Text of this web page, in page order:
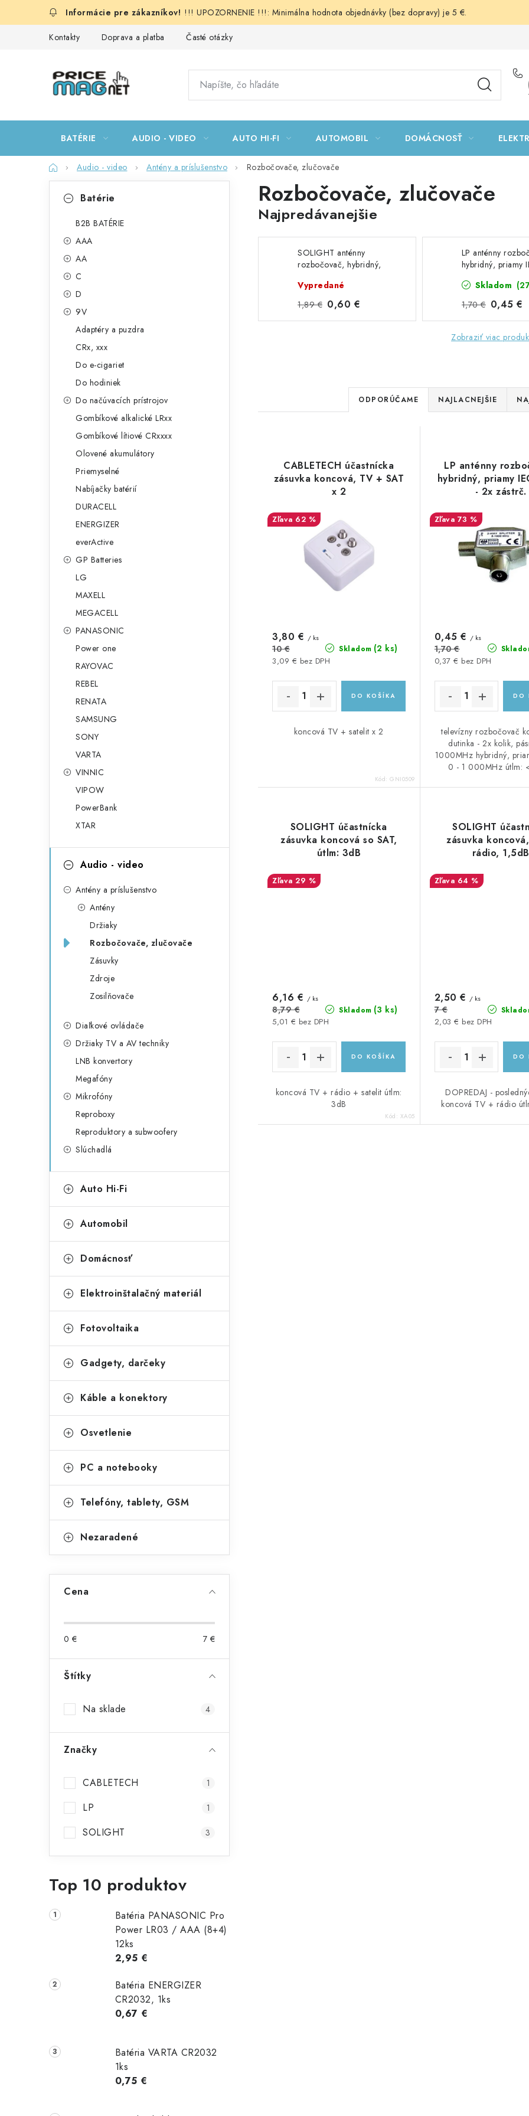
!!! UPOZORNENIE !!!: Minimálna hodnota objednávky (bez dopravy) je 5 €.
Kontakty Doprava a platba Časté otázky
BATÉRIE AUDIO - VIDEO AUTO HI-FI AUTOMOBIL DOMÁCNOSŤ
DomovAudio - video Antény a príslušenstvo Rozbočovače, zlučovače
kategórieBatérie
B2B BATÉRIE
AAA
AA
C
D
9V
Adaptéry a puzdra
CRx, xxx
Do e-cigariet
Do hodiniek
Do načúvacích prístrojov
Gombíkové alkalické LRxx
Gombíkové lítiové CRxxxx
Olovené akumulátory
Priemyselné
Nabíjačky batérií
DURACELL
ENERGIZER
everActive
GP Batteries
LG
MAXELL
MEGACELL
PANASONIC
Power one
RAYOVAC
REBEL
RENATA
SAMSUNG
SONY
VARTA
VINNIC
VIPOW
PowerBank
XTAR
Audio - video
Antény a príslušenstvo
Antény
Držiaky
Rozbočovače, zlučovače
Zásuvky
Zdroje
Zosilňovače
Diaľkové ovládače
Držiaky TV a AV techniky
LNB konvertory
Megafóny
Mikrofóny
Reproboxy
Reproduktory a subwoofery
Slúchadlá
Auto Hi-Fi
Automobil
Domácnosť
Elektroinštalačný materiál
Fotovoltaika
Gadgety, darčeky
Káble a konektory
Osvetlenie
PC a notebooky
Telefóny, tablety, GSM
Nezaradené
Cena
0 € 7 €
Štítky
Na sklade 4
Značky
CABLETECH 1
LP 1
SOLIGHT 3
Top 10 produktov
Batéria PANASONIC Pro
Power LR03 / AAA (8+4)
12ks
2,95 €
Batéria ENERGIZER
CR2032, 1ks
0,67 €
Batéria VARTA CR2032
1ks
0,75 €
Rozbočovače, zlučovače
Najpredávanejšie
SOLIGHT anténny
rozbočovač, hybridný,
Vypredané
1,89 € 0,60 €
LP anténny
hybridný, priamy
Skladom
1,70 € 0,45 €
Zobraziť viac
R
a
e
n
e
p
r
u
t
o
v
ODPORÚČAME NAJLACNEJŠIE
CABLETECH účastnícka
zásuvka koncová, TV + SAT
x 2
62 %
Skladom (2 ks)
3,09 € bez DPH
3,80 € / ks
10 €
DO KOŠÍKA
koncová TV + satelit x 2
Kód:GNI0509
LP anténny
hybridný, priamy
- 2x zástrč.
73 %
0,37 € bez DPH
0,45 € / ks
1,70 €
DO
televízny rozbočovač
dutinka - 2x kolik,
1000MHz hybridný,
0 - 1 000MHz útlm:
SOLIGHT účastnícka
zásuvka koncová so SAT,
útlm: 3dB
29 %
Skladom (3 ks)
5,01 € bez DPH
6,16 € / ks
8,79 €
DO KOŠÍKA
koncová TV + rádio + satelit útlm:
3dB
Kód: XA05
SOLIGHT
zásuvka
rádio, 1,5dB
64 %
2,03 € bez DPH
2,50 € / ks
7 €
DO
DOPREDAJ -
koncová TV + rádio